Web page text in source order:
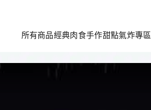
所有商品經典肉食手作甜點氣炸專區